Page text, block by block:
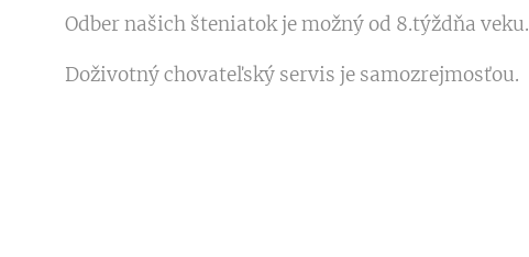
Odber našich šteniatok je možný od 8.týždňa veku.
Doživotný chovateľský servis je samozrejmosťou.